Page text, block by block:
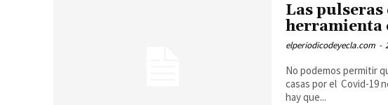
Las
herramienta
elperiodicodeyecla.com -
No podemos permitir
casas por el Covid-19
hay que...